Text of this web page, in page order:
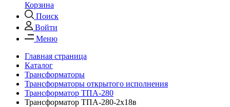
Корзина
Поиск
Войти
Меню
Главная страница
Каталог
Трансформаторы
Трансформаторы открытого исполнения
Трансформатор ТПА-280
Трансформатор ТПА-280-2х18в